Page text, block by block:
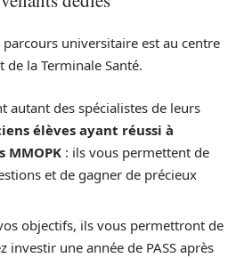
parcours universitaire est au centre
de la Terminale Santé.
autant des spécialistes de leurs
élèves ayant réussi à
MMOPK : ils vous permettent de
et de gagner de précieux
objectifs, ils vous permettront de
investir une année de PASS après